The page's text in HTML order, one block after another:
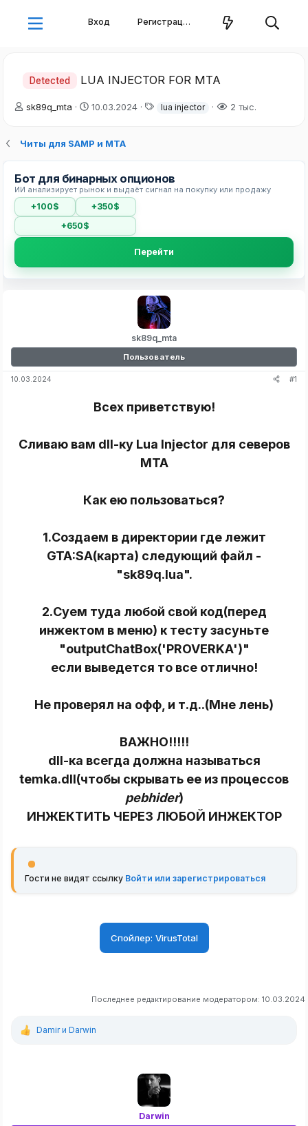
Вход Регистрация
Detected LUA INJECTOR FOR MTA
А
о
е
м
ы
sk89q_mta
Д
а
ч
а
л
а
10.03.2024
Тlua injector 2 тыс.
Читы для SAMP и MTA
Бот для бинарных опционов
ИИ анализирует рынок и выдаёт сигнал на покупку или продажу
+100$
+350$
+650$
Перейти
sk89q_mta
Пользователь
10.03.2024 #1
Всех приветствую!
Сливаю вам dll-ку Lua Injector для северов
MTA
Как ею пользоваться?
1.Создаем в директории где лежит
GTA:SA(карта) следующий файл -
"sk89q.lua".
2.Суем туда любой свой код(перед
инжектом в меню) к тесту засуньте
"outputChatBox('PROVERKA')"
если выведется то все отлично!
Не проверял на офф, и т.д..(Мне лень)
ВАЖНО!!!!!
dll-ка всегда должна называться
temka.dll(чтобы скрывать ее из процессов
pebhider)
ИНЖЕКТИТЬ ЧЕРЕЗ ЛЮБОЙ ИНЖЕКТОР
Гости не видят ссылку Войти или зарегистрироваться
Спойлер: VirusTotal
Последнее редактирование модератором: 10.03.2024
Р
Damirи Darwin
Darwin